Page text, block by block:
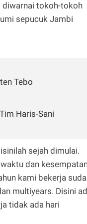
diwarnai tokoh-tokoh
sepucuk Jambi
Tebo
Haris-Sani
sejah dimulai.
dan
kami bekerja
multiyears. Disini
tidak ada hari